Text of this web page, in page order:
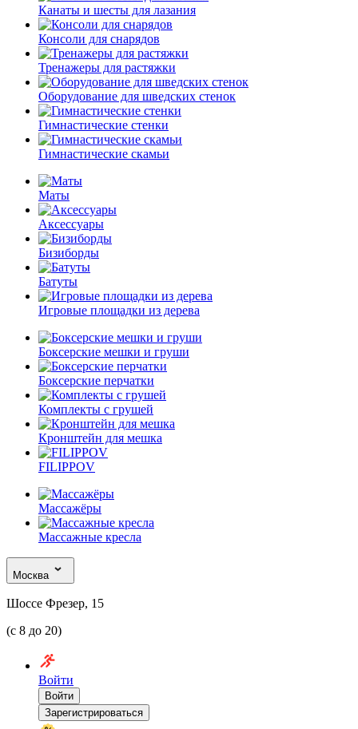
Канаты и шесты для лазания
Консоли для снарядов
Тренажеры для растяжки
Оборудование для шведских стенок
Гимнастические стенки
Гимнастические скамьи
Маты
Аксессуары
Бизиборды
Батуты
Игровые площадки из дерева
Боксерские мешки и груши
Боксерские перчатки
Комплекты с грушей
Кронштейн для мешка
FILIPPOV
Массажёры
Массажные кресла
Москва
Шоссе Фрезер, 15
(с 8 до 20)
Войти
Войти
Зарегистрироваться